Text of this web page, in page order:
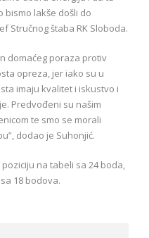
lakše došli do
Stručnog štaba RK Sloboda.
domaćeg poraza protiv
opreza, jer iako su u
imaju kvalitet i iskustvo i
Predvođeni su našim
te smo se morali
dodao je Suhonjić.
na tabeli sa 24 boda,
18 bodova.